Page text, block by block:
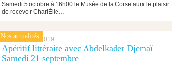
Samedi 5 octobre à 16h00 le Musée de la Corse aura le plaisir
de recevoir CharlÉlie…
Nos actualités
17 septembre 2019
Apéritif littéraire avec Abdelkader Djemaï –
Samedi 21 septembre